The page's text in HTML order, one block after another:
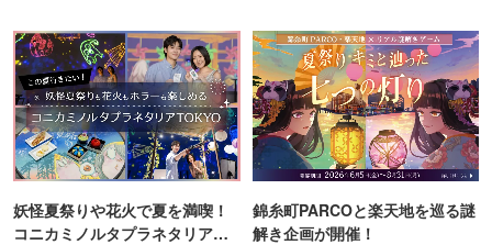
妖怪夏祭りや花火で夏を満喫！
コニカミノルタプラネタリア
錦糸町PARCOと楽天地を巡る謎
解き企画が開催！